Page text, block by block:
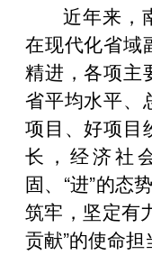
近年来，
在现代化省域
精进，各项主
省平均水平、
项目、好项目
长，经济社
固、“进”的态
筑牢，坚定有
贡献”的使命担